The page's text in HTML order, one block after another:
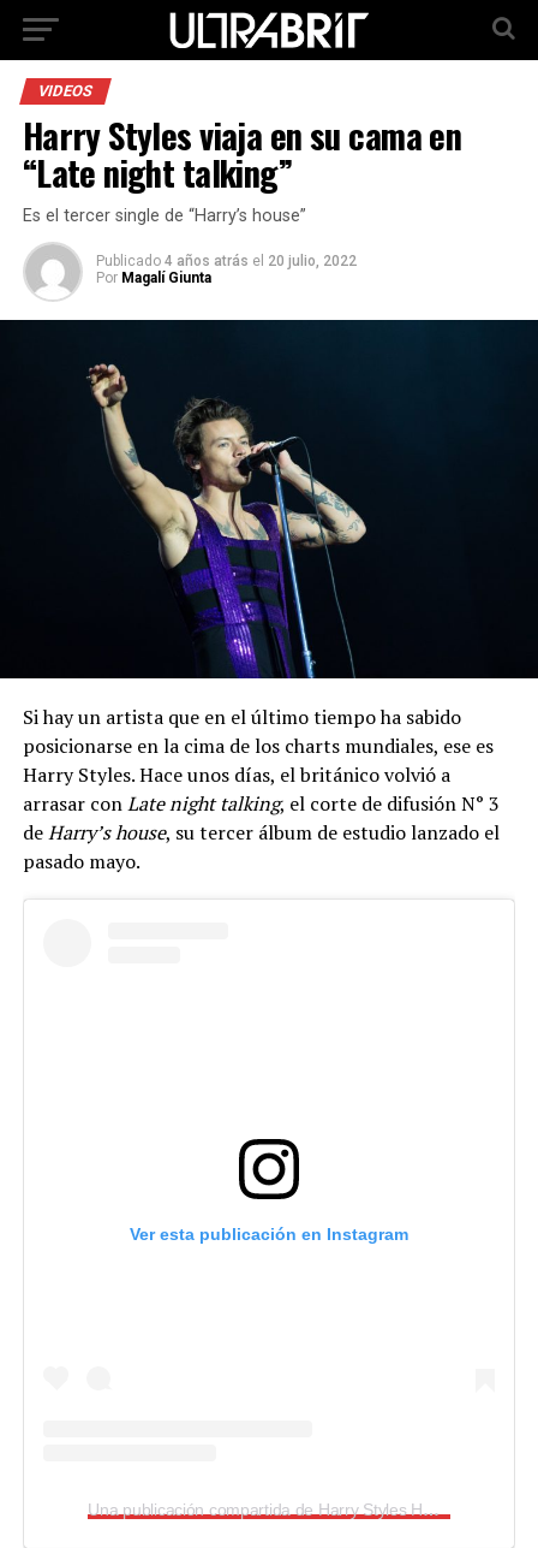
VIDEOS
Harry Styles viaja en su cama en
“Late night talking”
Es el tercer single de “Harry’s house”
Publicado 4 años atrás el 20 julio, 2022
Por Magalí Giunta
Si hay un artista que en el último tiempo ha sabido
posicionarse en la cima de los charts mundiales, ese es
Harry Styles. Hace unos días, el británico volvió a
arrasar conLate night talking, el corte de difusión N° 3
deHarry’s house, su tercer álbum de estudio lanzado el
pasado mayo.
Ver esta publicación en Instagram
Una publicación compartida de Harry Styles HQ (@hshq)